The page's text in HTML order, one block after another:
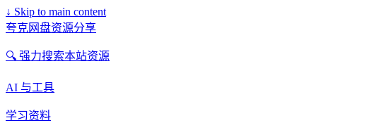
↓ Skip to main content
夸克网盘资源分享
🔍 强力搜索本站资源
AI 与工具
学习资料